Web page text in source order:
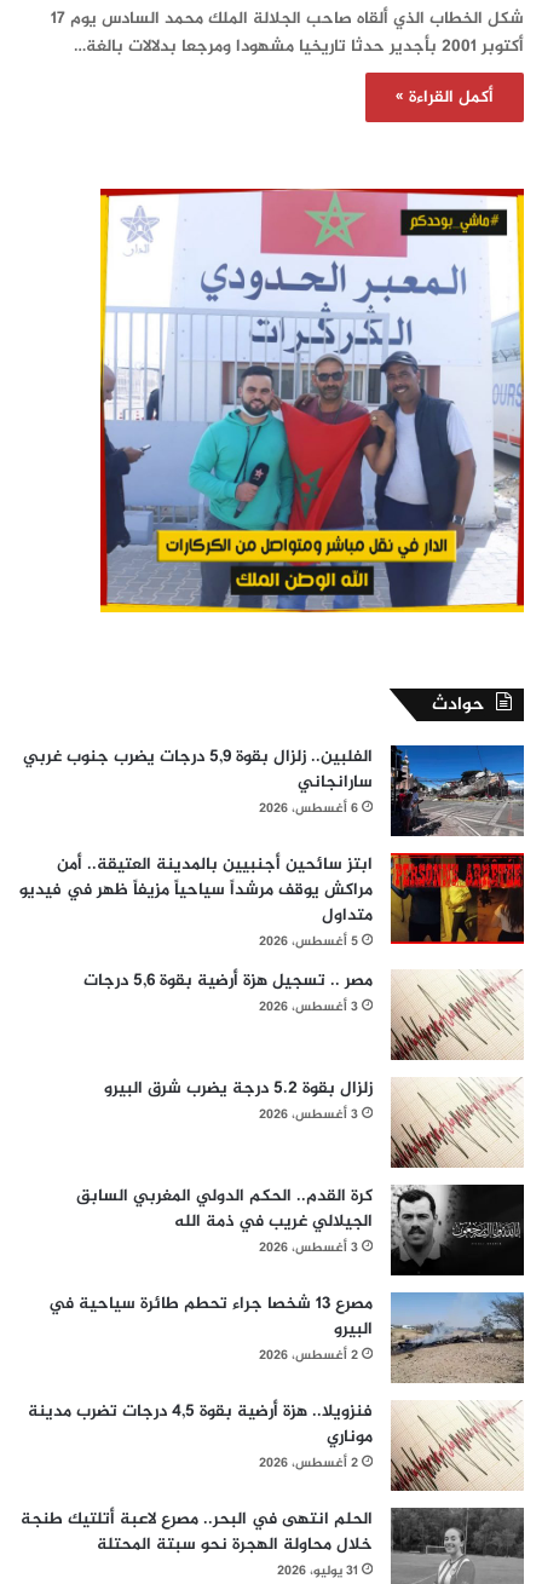
شكل الخطاب الذي ألقاه صاحب الجلالة الملك محمد السادس يوم 17
أكتوبر 2001 بأجدير حدثا تاريخيا مشهودا ومرجعا بدلالات بالغة…
أكمل القراءة »
حوادث
الفلبين.. زلزال بقوة 5,9 درجات يضرب جنوب غربي
سارانجاني
6 أغسطس، 2026
ابتز سائحين أجنبيين بالمدينة العتيقة.. أمن
مراكش يوقف مرشداً سياحياً مزيفاً ظهر في فيديو
متداول
5 أغسطس، 2026
مصر .. تسجيل هزة أرضية بقوة 5,6 درجات
3 أغسطس، 2026
زلزال بقوة 5.2 درجة يضرب شرق البيرو
3 أغسطس، 2026
كرة القدم.. الحكم الدولي المغربي السابق
الجيلالي غريب في ذمة الله
3 أغسطس، 2026
مصرع 13 شخصا جراء تحطم طائرة سياحية في
البيرو
2 أغسطس، 2026
فنزويلا.. هزة أرضية بقوة 4,5 درجات تضرب مدينة
موناري
2 أغسطس، 2026
الحلم انتهى في البحر.. مصرع لاعبة أتلتيك طنجة
خلال محاولة الهجرة نحو سبتة المحتلة
31 يوليو، 2026